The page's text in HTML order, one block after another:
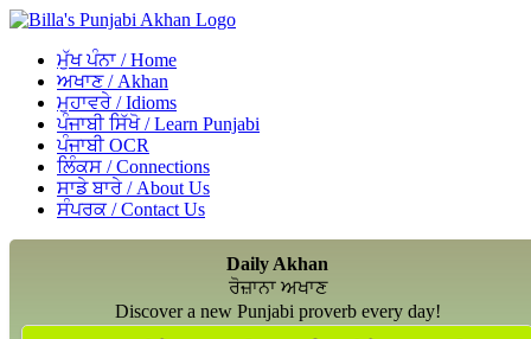
ਮੁੱਖ ਪੰਨਾ / Home
ਅਖਾਣ / Akhan
ਮੁਹਾਵਰੇ / Idioms
ਪੰਜਾਬੀ ਸਿੱਖੋ / Learn Punjabi
ਪੰਜਾਬੀ OCR
ਲਿੰਕਸ / Connections
ਸਾਡੇ ਬਾਰੇ / About Us
ਸੰਪਰਕ / Contact Us
Daily Akhan
ਰੋਜ਼ਾਨਾ ਅਖਾਣ
Discover a new Punjabi proverb every day!